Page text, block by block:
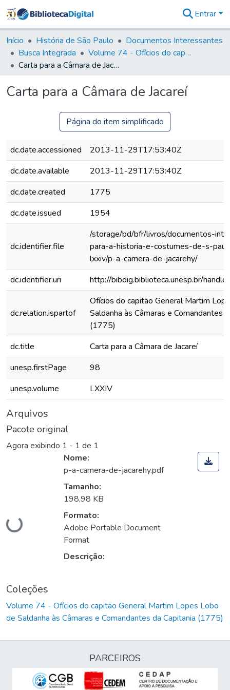
&
Coleções
Tudo na
Biblioteca
Estatísticas
Entrar
Início História de São Paulo
Documentos Interessantes
Busca Integrada
Volume 74 - Ofícios do capitão General Martim Lopes Lobo de Saldanha às Câmaras e Comandantes da Capitania (1775)
Carta para a Câmara de Jacareí
Carta para a Câmara de Jacareí
Página do item simplificado
dc.date.accessioned
2013-11-29T17:53:40Z
dc.date.available
2013-11-29T17:53:40Z
dc.date.created
1775
dc.date.issued
1954
dc.identifier.file
/storage/bd/bfr/livros/documentos-
para-a-historia-e-costumes-de-s-
lxxiv/p-a-camera-de-jacarehy/
dc.identifier.uri
http://bibdig.biblioteca.unesp.br/
dc.relation.ispartof
Ofícios do capitão General Martim
Saldanha às Câmaras e Comandantes
(1775)
dc.title
Carta para a Câmara de Jacareí
unesp.firstPage
98
unesp.volume
LXXIV
Arquivos
Pacote original
Agora exibindo 1 - 1 de 1
Carregando...
Nome:
p-a-camera-de-jacarehy.pdf
Tamanho:
198,98 KB
Formato:
Adobe Portable Document
Format
Descrição:
Coleções
Volume 74 - Ofícios do capitão General Martim Lopes Lobo
de Saldanha às Câmaras e Comandantes da Capitania (1775)
PARCEIROS